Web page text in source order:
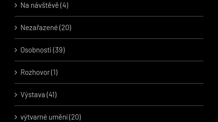
Na návštěvě (4)
Nezařazené (20)
Osobnosti (39)
Rozhovor (1)
Výstava (41)
výtvarné umění (20)